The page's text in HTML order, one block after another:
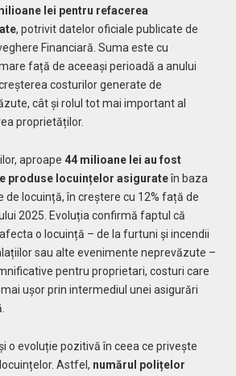
lei pentru refacerea
, potrivit datelor oficiale publicate de
Financiară. Suma este cu
față de aceeași perioadă a anului
costurilor generate de
cât și rolul tot mai important al
proprietăților.
aproape 44 milioane lei au fost
produse locuințelor asigurateîn baza
locuință, în creștere cu 12% față de
2025. Evoluția confirmă faptul că
o locuință – de la furtuni și incendii
sau alte evenimente neprevăzute –
pentru proprietari, costuri care
ușor prin intermediul unei asigurări
o evoluție pozitivă în ceea ce privește
Astfel, numărul polițelor